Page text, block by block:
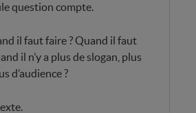
question compte.
il faut faire ? Quand il faut
il n’y a plus de slogan, plus
d’audience ?